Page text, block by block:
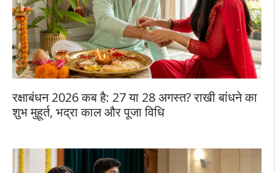
रक्षाबंधन 2026 कब है: 27 या 28 अगस्त? राखी बांधने का
शुभ मुहूर्त, भद्रा काल और पूजा विधि